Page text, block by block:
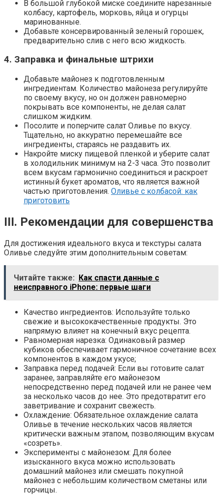
В большой глубокой миске соедините нарезанные
колбасу, картофель, морковь, яйца и огурцы
маринованные.
Добавьте консервированный зеленый горошек,
предварительно слив с него всю жидкость.
4. Заправка и финальные штрихи
Добавьте майонез к подготовленным
ингредиентам. Количество майонеза регулируйте
по своему вкусу, но он должен равномерно
покрывать все компоненты, не делая салат
слишком жидким.
Посолите и поперчите салат Оливье по вкусу.
Тщательно, но аккуратно перемешайте все
ингредиенты, стараясь не раздавить их.
Накройте миску пищевой пленкой и уберите салат
в холодильник минимум на 2-3 часа. Это позволит
всем вкусам гармонично соединиться и раскроет
истинный букет ароматов, что является важной
частью приготовления. Оливье с колбасой: как
приготовить
III. Рекомендации для совершенства
Для достижения идеального вкуса и текстуры салата
Оливье следуйте этим дополнительным советам:
Читайте также: Как спасти данные с
неисправного iPhone: первые шаги
Качество ингредиентов: Используйте только
свежие и высококачественные продукты. Это
напрямую влияет на конечный вкус рецепта.
Равномерная нарезка: Одинаковый размер
кубиков обеспечивает гармоничное сочетание всех
компонентов в каждом укусе;
Заправка перед подачей: Если вы готовите салат
заранее, заправляйте его майонезом
непосредственно перед подачей или не ранее чем
за несколько часов до нее. Это предотвратит его
заветривание и сохранит свежесть.
Охлаждение: Обязательное охлаждение салата
Оливье в течение нескольких часов является
критически важным этапом, позволяющим вкусам
«созреть».
Эксперименты с майонезом: Для более
изысканного вкуса можно использовать
домашний майонез или смешать покупной
майонез с небольшим количеством сметаны или
горчицы.